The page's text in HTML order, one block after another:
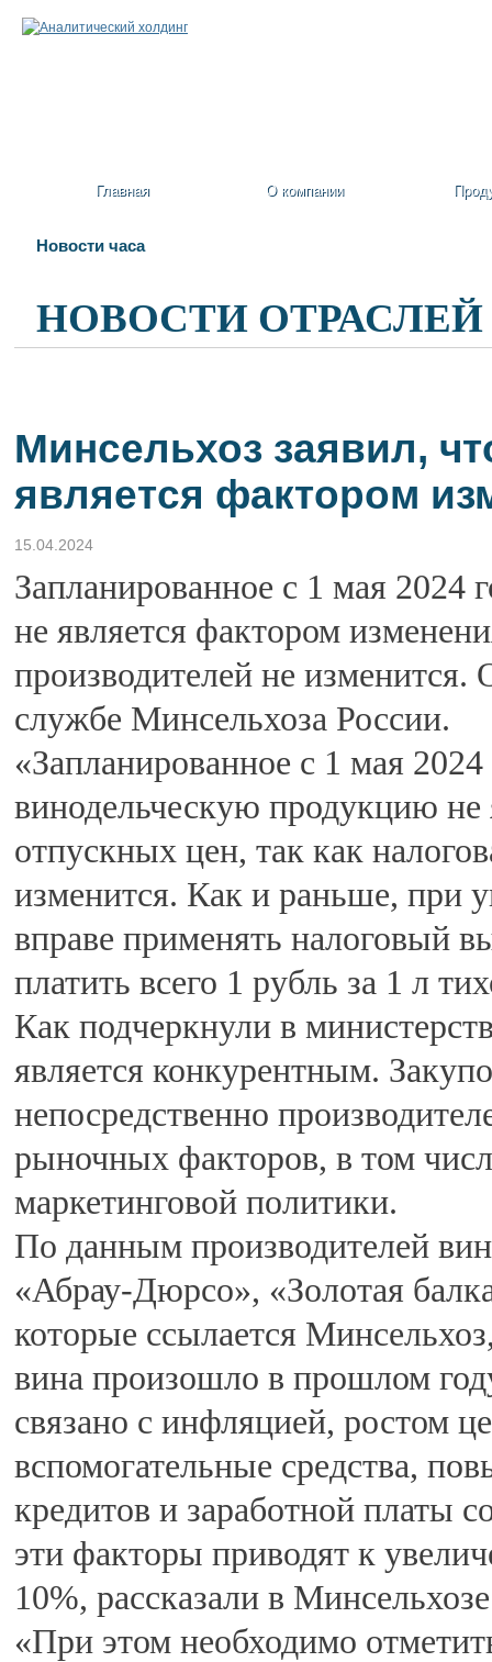
Главная О компании
Новости часа
НОВОСТИ ОТРАСЛЕЙ
Минсельхоз заявил,
является фактором
15.04.2024
Запланированное с 1 мая
не является фактором
производителей не
службе Минсельхоза России.
«Запланированное с 1 мая
винодельческую продукцию не
отпускных цен, так как
изменится. Как и раньше, при
вправе применять налоговый
платить всего 1 рубль за 1 л
Как подчеркнули в
является конкурентным.
непосредственно
рыночных факторов, в том
маркетинговой политики.
По данным производителей
«Абрау-Дюрсо», «Золотая
которые ссылается
вина произошло в прошлом
связано с инфляцией, ростом
вспомогательные средства,
кредитов и заработной платы
эти факторы приводят к
10%, рассказали в
«При этом необходимо